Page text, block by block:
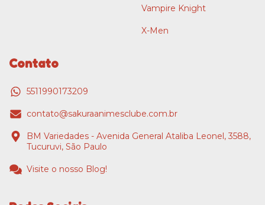
Vampire Knight
X-Men
Contato
5511990173209
contato@sakuraanimesclube.com.br
BM Variedades - Avenida General Ataliba Leonel, 3588,
Tucuruvi, São Paulo
Visite o nosso Blog!